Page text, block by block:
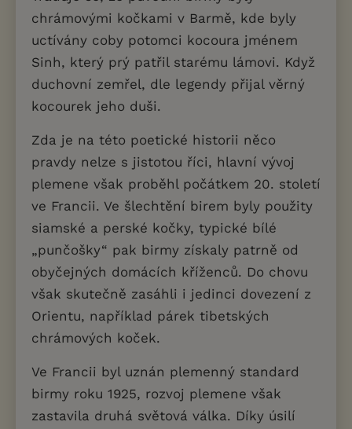
chrámovými kočkami v Barmě, kde byly
uctívány coby potomci kocoura jménem
Sinh, který prý patřil starému lámovi. Když
duchovní zemřel, dle legendy přijal věrný
kocourek jeho duši.
Zda je na této poetické historii něco
pravdy nelze s jistotou říci, hlavní vývoj
plemene však proběhl počátkem 20. století
ve Francii. Ve šlechtění birem byly použity
siamské a perské kočky, typické bílé
„punčošky“ pak birmy získaly patrně od
obyčejných domácích kříženců. Do chovu
však skutečně zasáhli i jedinci dovezení z
Orientu, například párek tibetských
chrámových koček.
Ve Francii byl uznán plemenný standard
birmy roku 1925, rozvoj plemene však
zastavila druhá světová válka. Díky úsilí